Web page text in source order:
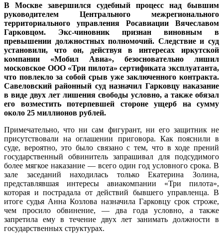
В Москве завершился судебный процесс над бывшим
руководителем Центрального межрегионального
территориального управления Росавиации Вячеславом
Гарковцом. Экс-чиновник признан виновным в
превышении должностных полномочий. Следствие и суд
установили, что он, действуя в интересах иркутской
компании «Мобил Авиа», безосновательно лишил
московское ООО «Три пилота» сертификата эксплуатанта,
что повлекло за собой срыв уже заключенного контракта.
Савеловский районный суд назначил Гарковцу наказание
в виде двух лет лишения свободы условно, а также обязал
его возместить потерпевшей стороне ущерб на сумму
около 25 миллионов рублей.
Примечательно, что ни сам фигурант, ни его защитник не
присутствовали на оглашении приговора. Как пояснили в
суде, вероятно, это было связано с тем, что в ходе прений
государственный обвинитель запрашивал для подсудимого
более мягкое наказание — всего один год условного срока. В
зале заседаний находилась только Екатерина Золина,
представлявшая интересы авиакомпании «Три пилота»,
которая и пострадала от действий бывшего управленца. В
итоге судья Анна Козлова назначила Гарковцу срок строже,
чем просило обвинение, — два года условно, а также
запретила ему в течение двух лет занимать должности в
государственных структурах.